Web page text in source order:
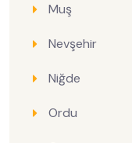
Muş
Nevşehir
Niğde
Ordu